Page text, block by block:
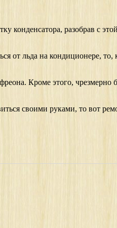
конденсатора, разобрав с
от льда на кондиционере,
Кроме этого,
своими руками, то вот